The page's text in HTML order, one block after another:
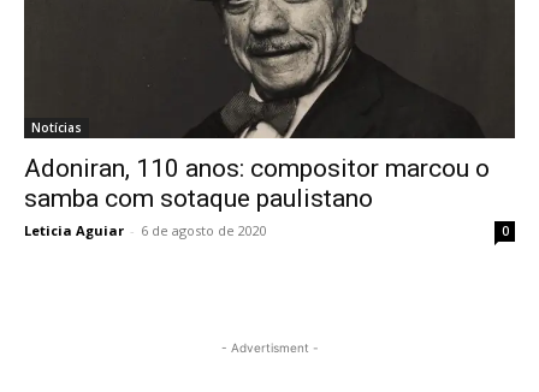
Notícias
Adoniran, 110 anos: compositor marcou o
samba com sotaque paulistano
Leticia Aguiar - 6 de agosto de 2020 0
- Advertisment -